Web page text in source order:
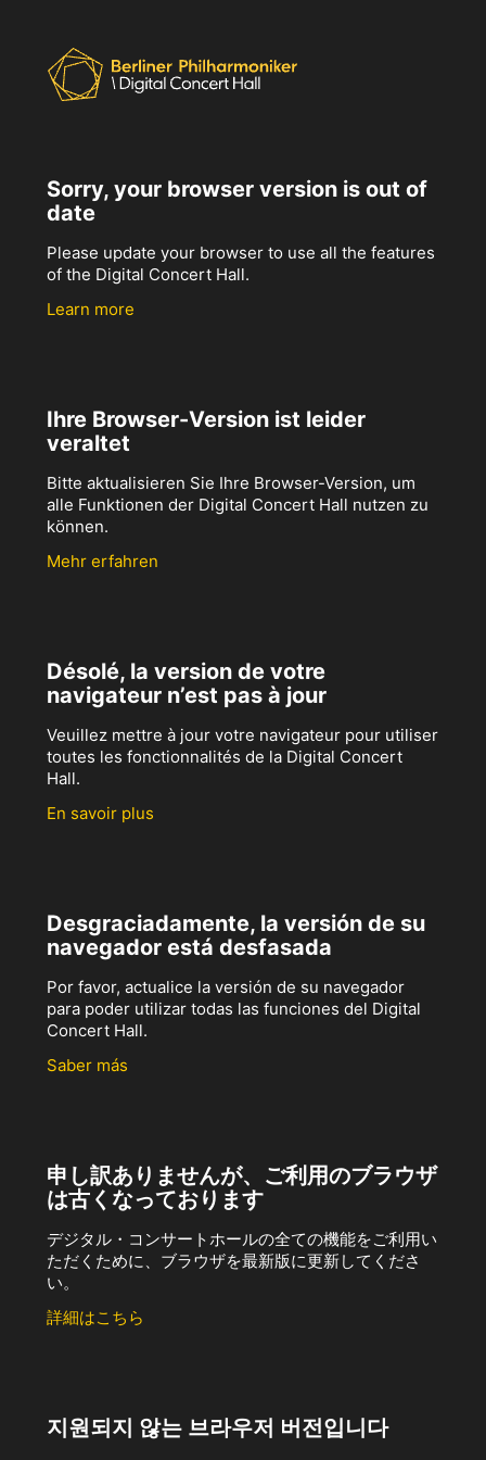
Sorry, your browser version is out of
date
Please update your browser to use all the features
of the Digital Concert Hall.
Learn more
Ihre Browser-Version ist leider
veraltet
Bitte aktualisieren Sie Ihre Browser-Version, um
alle Funktionen der Digital Concert Hall nutzen zu
können.
Mehr erfahren
Désolé, la version de votre
navigateur n’est pas à jour
Veuillez mettre à jour votre navigateur pour utiliser
toutes les fonctionnalités de la Digital Concert
Hall.
En savoir plus
Desgraciadamente, la versión de su
navegador está desfasada
Por favor, actualice la versión de su navegador
para poder utilizar todas las funciones del Digital
Concert Hall.
Saber más
申し訳ありませんが、ご利用のブラウザ
は古くなっております
デジタル・コンサートホールの全ての機能をご利用い
ただくために、ブラウザを最新版に更新してくださ
い。
詳細はこちら
지원되지 않는 브라우저 버전입니다